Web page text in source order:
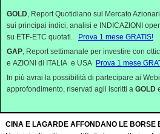
Dopo diverse sedute di debolezza, mostrate
permaneva da giorni sui grafici ora...
SOLO IL PETROLIO VOLA - 28/09/2023 09:30
Continua il momento di difficoltà dei mercati
della FED e dai problemi della Cina. Anche ...
AFFIORA LA PAURA - 27/09/2023 09:30
A giudicare dall’accelerazione ribassista che
CINA E LAGARDE AFFONDANO LE BORSE
GOLD, Report Quotidiano sul Mercato
sui principai indici, analisi e INDICAZIONI
su ETF-ETC quotati.
Prova 1 mese GRATIS!
GAP, Report settimanale per investire con
e AZIONI di ITALIA e USA Prova 1 mese
In più avrai la possibilità di partecipare ai
approfondimento, riservati agli iscritti a GOLD